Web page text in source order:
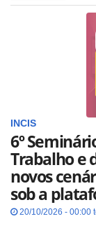
INCIS
6º
Trabalho e
novos
sob a
20/10/2026 - 00:00